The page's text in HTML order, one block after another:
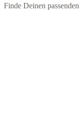
Finde Deinen